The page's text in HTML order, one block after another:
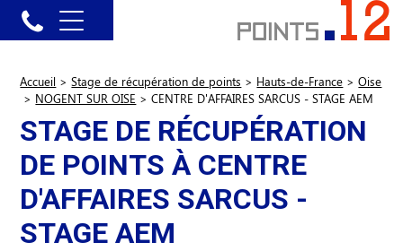
Accueil > Stage de récupération de points > Hauts-de-France > Oise
> NOGENT SUR OISE > CENTRE D'AFFAIRES SARCUS - STAGE AEM
STAGE DE RÉCUPÉRATION
DE POINTS À CENTRE
D'AFFAIRES SARCUS -
STAGE AEM